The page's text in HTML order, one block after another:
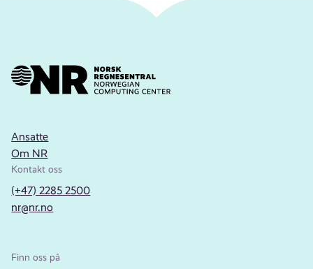
Ansatte
Om NR
Kontakt oss
(+47) 2285 2500
nr@nr.no
Finn oss på